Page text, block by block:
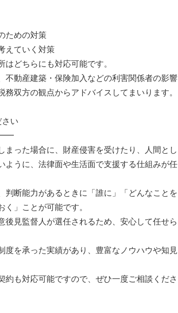
ための対策
えていく対策
どちらにも対応可能です。
不動産建築・保険加入などの利害関係者の影響
双方の観点からアドバイスしてまいります。
さい
まった場合に、財産侵害を受けたり、人間とし
ように、法律面や生活面で支援する仕組みが任
判断能力があるときに「誰に」「どんなことを
」ことが可能です。
後見監督人が選任されるため、安心して任せら
度を承った実績があり、豊富なノウハウや知見
約も対応可能ですので、ぜひ一度ご相談くださ